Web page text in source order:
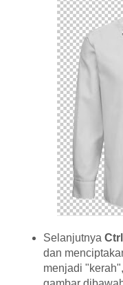
Selanjutnya
dan
menjadi